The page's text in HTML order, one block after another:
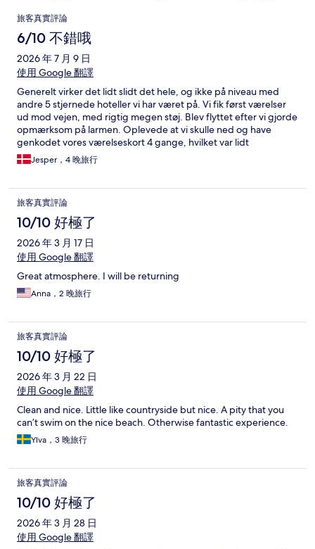
評
論
旅客真實評論
6/10 不錯哦
2026 年 7 月 9 日
使用 Google 翻譯
Generelt virker det lidt slidt det hele, og ikke på niveau med
andre 5 stjernede hoteller vi har været på. Vi fik først værelser
ud mod vejen, med rigtig megen støj. Blev flyttet efter vi gjorde
opmærksom på larmen. Oplevede at vi skulle ned og have
genkodet vores værelseskort 4 gange, hvilket var lidt
frustrerende. Fitness er okay, men igen en del slidt.
Poolområdet er klart det bedste ved hotellet. Morgenmaden
men har prøvet andre steder med bedre mad og bedre
variation. Alt i alt ok til prisen
Jesper，4 晚旅行
旅客真實評論
10/10 好極了
2026 年 3 月 17 日
使用 Google 翻譯
Great atmosphere. I will be returning
Anna，2 晚旅行
旅客真實評論
10/10 好極了
2026 年 3 月 22 日
使用 Google 翻譯
Clean and nice. Little like countryside but nice. A pity that you
can’t swim on the nice beach. Otherwise fantastic experience.
Ylva，3 晚旅行
旅客真實評論
10/10 好極了
2026 年 3 月 28 日
使用 Google 翻譯